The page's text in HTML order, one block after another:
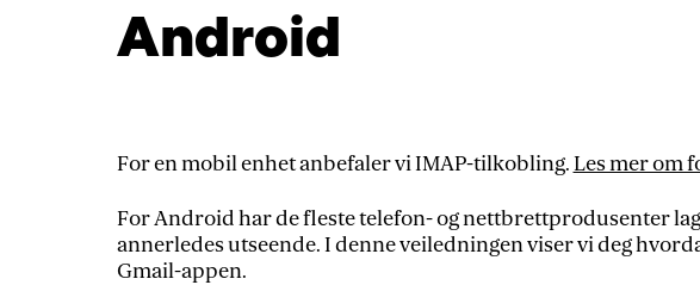
Android
For en mobil enhet anbefaler vi IMAP-tilkobling.Les mer om
For Android har de fleste telefon- og nettbrettprodusenter
annerledes utseende. I denne veiledningen viser vi deg
Gmail-appen.